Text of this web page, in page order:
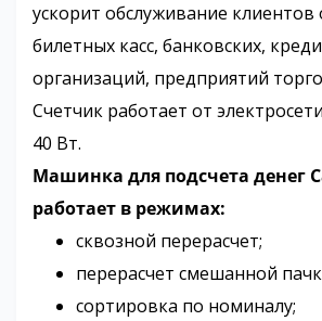
ускорит обслуживание
билетных касс, банковских,
организаций, предприятий
Счетчик работает от
40 Вт.
Машинка для подсчета денег
работает в режимах:
сквозной перерасчет;
перерасчет смешанной
сортировка по номиналу;